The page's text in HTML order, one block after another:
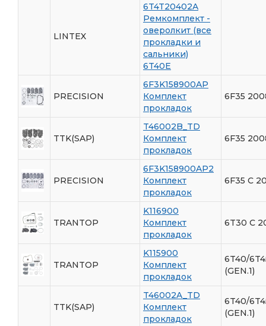
LINTEX
6T4T20402A
Ремкомплект -
оверолкит (все
прокладки и
сальники)
6T40E
PRECISION
6F3K158900AP
Комплект
прокладок
6F35
TTK(SAP)
T46002B_TD
Комплект
прокладок
6F35
PRECISION
6F3K158900AP2
Комплект
прокладок
6F35 С
TRANTOP
K116900
Комплект
прокладок
6T30 С
TRANTOP
K115900
Комплект
прокладок
6T40/
(GEN.1)
TTK(SAP)
T46002A_TD
Комплект
прокладок
6T40/
(GEN.1)